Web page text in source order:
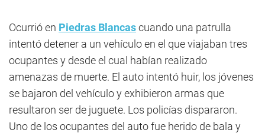
Ocurrió en Piedras Blancascuando una patrulla
intentó detener a un vehículo en el que viajaban tres
ocupantes y desde el cual habían realizado
amenazas de muerte. El auto intentó huir, los jóvenes
se bajaron del vehículo y exhibieron armas que
resultaron ser de juguete. Los policías dispararon.
Uno de los ocupantes del auto fue herido de bala y